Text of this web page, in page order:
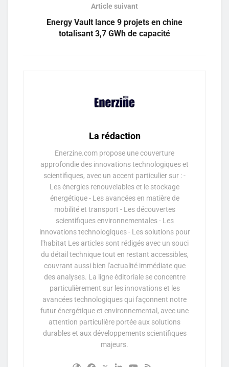
Article suivant
Energy Vault lance 9 projets en chine
totalisant 3,7 GWh de capacité
La rédaction
Enerzine.com propose une couverture
approfondie des innovations technologiques et
scientifiques, avec un accent particulier sur : -
Les énergies renouvelables et le stockage
énergétique - Les avancées en matière de
mobilité et transport - Les découvertes
scientifiques environnementales - Les
innovations technologiques - Les solutions pour
l'habitat Les articles sont rédigés avec un souci
du détail technique tout en restant accessibles,
couvrant aussi bien l'actualité immédiate que
des analyses. La ligne éditoriale se concentre
particulièrement sur les innovations et les
avancées technologiques qui façonnent notre
futur énergétique et environnemental, avec une
attention particulière portée aux solutions
durables et aux développements scientifiques
majeurs.